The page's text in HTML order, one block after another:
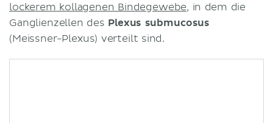
lockerem kollagenen Bindegewebe, in dem die
Ganglienzellen des Plexus submucosus
(Meissner-Plexus) verteilt sind.